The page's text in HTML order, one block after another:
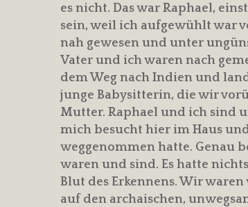
es nicht. Das war Raphael,
sein, weil ich aufgewühlt war
nah gewesen und unter
Vater und ich waren nach
dem Weg nach Indien und
junge Babysitterin, die wir
Mutter. Raphael und ich sind
mich besucht hier im Haus
weggenommen hatte. Genau
waren und sind. Es hatte
Blut des Erkennens. Wir
auf den archaischen,